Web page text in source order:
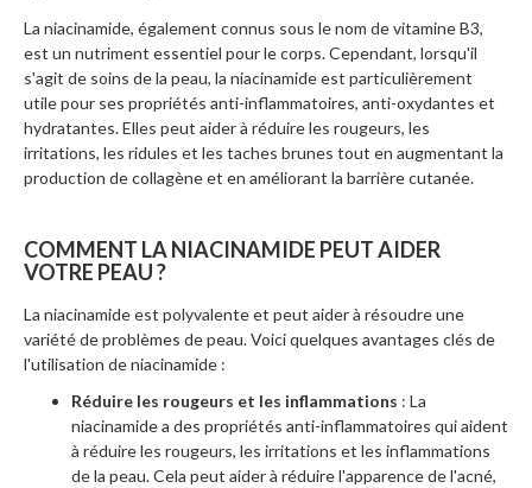
La niacinamide, également connus sous le nom de vitamine B3,
est un nutriment essentiel pour le corps. Cependant, lorsqu'il
s'agit de soins de la peau, la niacinamide est particulièrement
utile pour ses propriétés anti-inflammatoires, anti-oxydantes et
hydratantes. Elles peut aider à réduire les rougeurs, les
irritations, les ridules et les taches brunes tout en augmentant la
production de collagène et en améliorant la barrière cutanée.
COMMENT LA NIACINAMIDE PEUT AIDER
VOTRE PEAU ?
La niacinamide est polyvalente et peut aider à résoudre une
variété de problèmes de peau. Voici quelques avantages clés de
l'utilisation de niacinamide :
Réduire les rougeurs et les inflammations : La
niacinamide a des propriétés anti-inflammatoires qui aident
à réduire les rougeurs, les irritations et les inflammations
de la peau. Cela peut aider à réduire l'apparence de l'acné,